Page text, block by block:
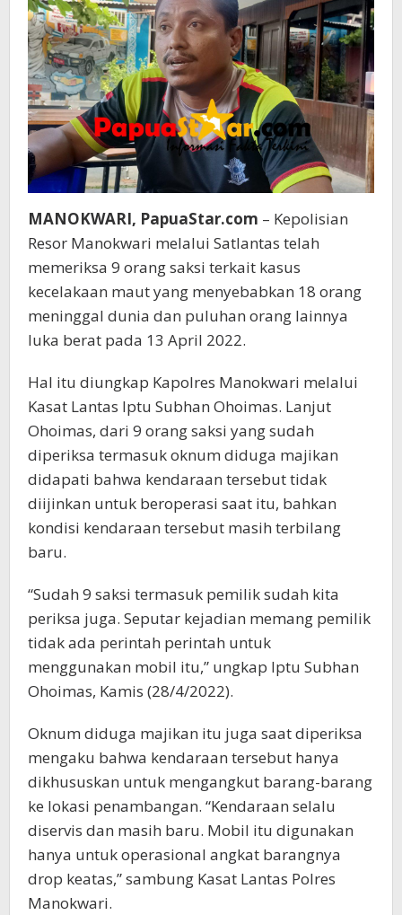
MANOKWARI, PapuaStar.com – Kepolisian
Resor Manokwari melalui Satlantas telah
memeriksa 9 orang saksi terkait kasus
kecelakaan maut yang menyebabkan 18 orang
meninggal dunia dan puluhan orang lainnya
luka berat pada 13 April 2022.
Hal itu diungkap Kapolres Manokwari melalui
Kasat Lantas Iptu Subhan Ohoimas. Lanjut
Ohoimas, dari 9 orang saksi yang sudah
diperiksa termasuk oknum diduga majikan
didapati bahwa kendaraan tersebut tidak
diijinkan untuk beroperasi saat itu, bahkan
kondisi kendaraan tersebut masih terbilang
baru.
“Sudah 9 saksi termasuk pemilik sudah kita
periksa juga. Seputar kejadian memang pemilik
tidak ada perintah perintah untuk
menggunakan mobil itu,” ungkap Iptu Subhan
Ohoimas, Kamis (28/4/2022).
Oknum diduga majikan itu juga saat diperiksa
mengaku bahwa kendaraan tersebut hanya
dikhususkan untuk mengangkut barang-barang
ke lokasi penambangan. “Kendaraan selalu
diservis dan masih baru. Mobil itu digunakan
hanya untuk operasional angkat barangnya
drop keatas,” sambung Kasat Lantas Polres
Manokwari.